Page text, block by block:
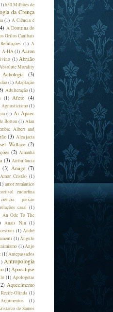
650 Milhões de
da Crença
(1) A Ciência é
A Doutrina do
Grilos Canibais
(1) A
A-HA (1) Aaron
(1) Abraão
Morality
Achologia
(3)
(1)Adaptação
Adulteração(1)
(1) Afeto (4)
Agnosticismo(1)
(1) Ai Apaec
Botton(1) Alan
Albert and
(3) Alea jacta
Wallace (2)
(2) Amanhã
(3) Ambulância
(3) Amigo (7)
Amor Cristão (1)
amor romântico
endorfina
paixão
casal (1)
An Ode To The
Anais Nin (1)
(1) André
(1)Ângulo
(1)Anjo
(1)Antepassados
Antropologia
(1)Apocalipse
(1) Apologetas
Aquecimento
Olinda (1)
Argumentos (1)
de Samos